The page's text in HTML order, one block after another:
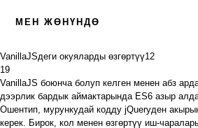
МЕН ЖӨНҮНДӨ
VanillaJSдеги окуяларды өзгөртүү12
19
VanillaJS боюнча болуп келген менен абз
дээрлик бардык аймактарында ES6 азыр
Ошентип, мурункудай кодду jQueryден
керек. Бирок, кол менен өзгөртүү иш-